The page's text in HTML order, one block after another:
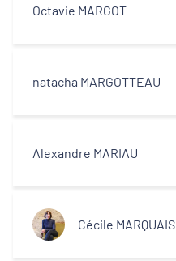
Octavie MARGOT
natacha MARGOTTEAU
Alexandre MARIAU
Cécile MARQUAIS